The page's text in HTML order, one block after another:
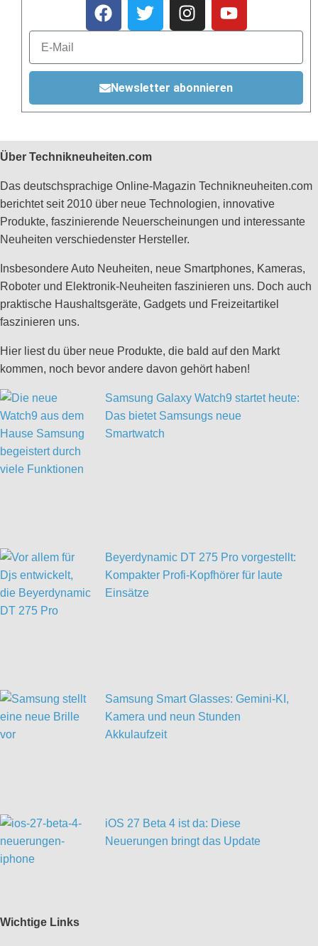
Newsletter abonnieren
Über Technikneuheiten.com
Das deutschsprachige Online-Magazin Technikneuheiten.com
berichtet seit 2010 über neue Technologien, innovative
Produkte, faszinierende Neuerscheinungen und interessante
Neuheiten verschiedenster Hersteller.
Insbesondere Auto Neuheiten, neue Smartphones, Kameras,
Roboter und Elektronik-Neuheiten faszinieren uns. Doch auch
praktische Haushaltsgeräte, Gadgets und Freizeitartikel
faszinieren uns.
Hier liest du über neue Produkte, die bald auf den Markt
kommen, noch bevor andere davon gehört haben!
Samsung Galaxy Watch9 startet heute:
Das bietet Samsungs neue
Smartwatch
Beyerdynamic DT 275 Pro vorgestellt:
Kompakter Profi-Kopfhörer für laute
Einsätze
Samsung Smart Glasses: Gemini-KI,
Kamera und neun Stunden
Akkulaufzeit
iOS 27 Beta 4 ist da: Diese
Neuerungen bringt das Update
Wichtige Links